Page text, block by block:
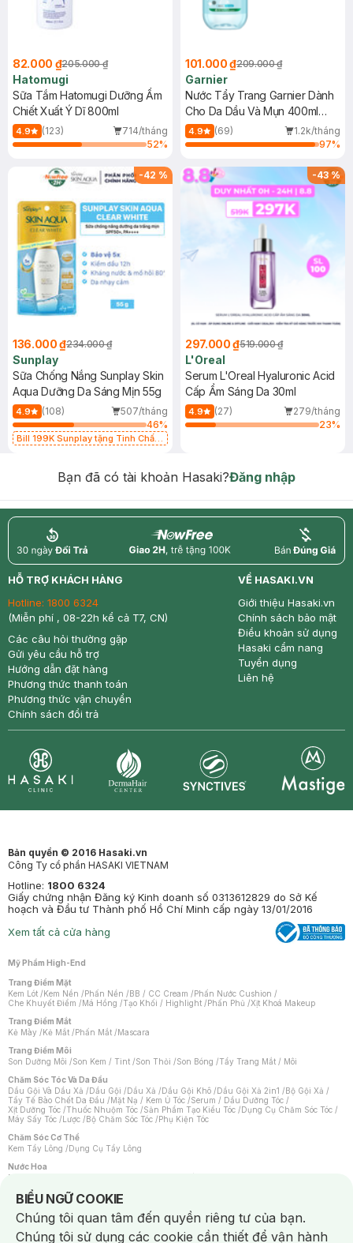
82.000 ₫205.000 ₫
Hatomugi
Sữa Tắm Hatomugi Dưỡng Ẩm
Chiết Xuất Ý Dĩ 800ml
4.9 (123)
714/tháng
52%
101.000 ₫209.000 ₫
Garnier
Nước Tẩy Trang Garnier Dành
Cho Da Dầu Và Mụn 400ml
(Mới)
4.9 (69)
1.2k/tháng
97%
-42 %
136.000 ₫234.000 ₫
Sunplay
Sữa Chống Nắng Sunplay Skin
Aqua Dưỡng Da Sáng Mịn 55g
4.9 (108)
507/tháng
46%
Bill 199K Sunplay tặng Tinh Chất
-43%
297.000 ₫519.000 ₫
L'Oreal
Serum L'Oreal Hyaluronic Acid
Cấp Ẩm Sáng Da 30ml
4.9 (27)
279/tháng
23%
Bạn đã có tài khoản Hasaki?Đăng nhập
return nowfree price
HỖ TRỢ KHÁCH HÀNG
Hotline: 1800 6324
(Miễn phí , 08-22h kể cả T7, CN)
Các câu hỏi thường gặp
Gửi yêu cầu hỗ trợ
Hướng dẫn đặt hàng
Phương thức thanh toán
Phương thức vận chuyển
Chính sách đổi trả
VỀ HASAKI.VN
Giới thiệu Hasaki.vn
Chính sách bảo mật
Điều khoản sử dụng
Hasaki cẩm nang
Tuyển dụng
Liên hệ
Bản quyền © 2016 Hasaki.vn
Công Ty cổ phần HASAKI VIETNAM
Hotline: 1800 6324
Giấy chứng nhận Đăng ký Kinh doanh số 0313612829 do Sở Kế
hoạch và Đầu tư Thành phố Hồ Chí Minh cấp ngày 13/01/2016
Xem tất cả cửa hàng
Mỹ Phẩm High-End
Trang Điểm Mặt
Kem Lót /Kem Nền /Phấn Nền /BB / CC Cream /Phấn Nước Cushion /
Che Khuyết Điểm /Má Hồng /Tạo Khối / Highlight /Phấn Phủ /Xịt Khoá Makeup
Trang Điểm Mắt
Kẻ Mày /Kẻ Mắt /Phấn Mắt /Mascara
Trang Điểm Môi
Son Dưỡng Môi /Son Kem / Tint /Son Thỏi /Son Bóng /Tẩy Trang Mắt / Môi
Chăm Sóc Tóc Và Da Đầu
Dầu Gội Và Dầu Xả /Dầu Gội /Dầu Xả /Dầu Gội Khô /Dầu Gội Xả 2in1 /Bộ Gội Xả /
Tẩy Tế Bào Chết Da Đầu /Mặt Nạ / Kem Ủ Tóc /Serum / Dầu Dưỡng Tóc /
Xịt Dưỡng Tóc /Thuốc Nhuộm Tóc /Sản Phẩm Tạo Kiểu Tóc /Dụng Cụ Chăm Sóc Tóc /
Máy Sấy Tóc /Lược /Bộ Chăm Sóc Tóc /Phụ Kiện Tóc
Chăm Sóc Cơ Thể
Kem Tẩy Lông /Dụng Cụ Tẩy Lông
Nước Hoa
Nước Hoa Nữ
Chăm Sóc Cá Nhân
Chống Muỗi /Khẩu Trang /Máy Massage/Mặt Nạ Xông Hơi /Nước Rửa Tay/
Sản Phẩm Chăm Sóc Khác /Bàn Chải Đánh Răng /Bàn Chải Điện/
Hỗ Trợ Trắng Răng/Kem Đánh Răng /Máy Tăm Nước/ Nước Súc Miệng/
BIỂU NGỮ COOKIE
Notice about cookies usage
Chúng tôi quan tâm đến quyền riêng tư của bạn.
Chúng tôi sử dụng các cookie cần thiết để vận hành